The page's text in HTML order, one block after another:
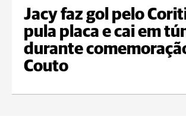
Jacy faz gol pelo
pula placa e cai em
durante
Couto